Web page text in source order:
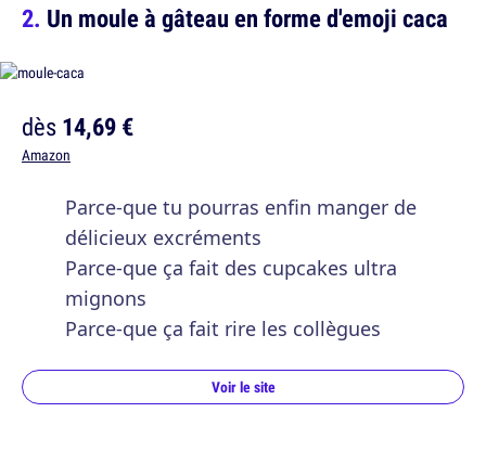
Un moule à gâteau en forme d'emoji caca
dès14,69 €
Amazon
Parce-que tu pourras enfin manger de
délicieux excréments
Parce-que ça fait des cupcakes ultra
mignons
Parce-que ça fait rire les collègues
Voir le site